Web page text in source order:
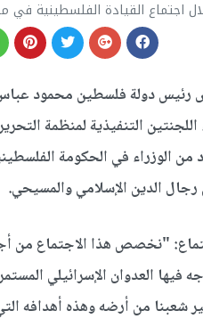
اجتماع القيادة الفلسطينية في
رئيس دولة فلسطين محمود
التنفيذية لمنظمة
الوزراء في الحكومة
رجال الدين الإسلامي والمسيحي.
"نخصص هذا الاجتماع من
فيها العدوان الإسرائيلي
شعبنا من أرضه وهذه أهدافه